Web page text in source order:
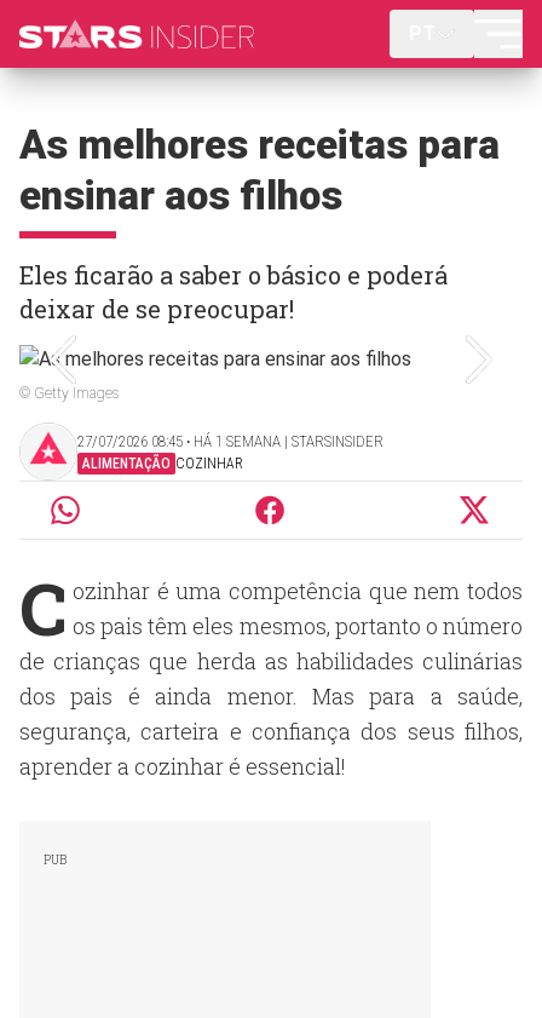
As melhores receitas para
ensinar aos filhos
Eles ficarão a saber o básico e poderá
deixar de se preocupar!
© Getty Images
27/07/2026 08:45 ‧ HÁ 1 SEMANA | STARSINSIDER
ALIMENTAÇÃO COZINHAR
C ozinhar é uma competência que nem todos
os pais têm eles mesmos, portanto o número
de crianças que herda as habilidades culinárias
dos pais é ainda menor. Mas para a saúde,
segurança, carteira e confiança dos seus filhos,
aprender a cozinhar é essencial!